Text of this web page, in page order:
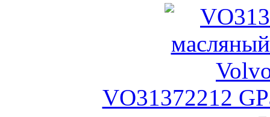
VO31372212